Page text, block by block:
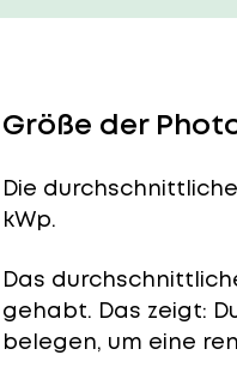
Größe der
Die durchschnittliche
kWp.
Das
gehabt. Das zeigt:
belegen, um eine